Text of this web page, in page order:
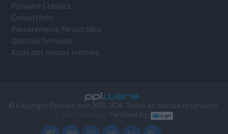
Pplware Classics…
Consultório
Passatempos/Resultados
Questão Semanal
Apps dos nossos leitores
© Copyright Pplware.com 2005-2026. Todos os direitos reservados.
Certified By: